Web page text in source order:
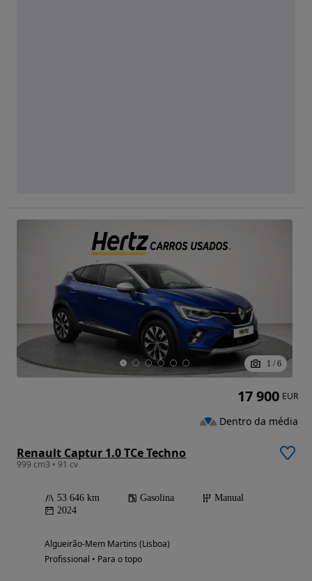
1 / 6
Renault Captur 1.0 TCe Techno
999 cm3 • 91 cv
53 646 km Gasolina
Manual
2024
Algueirão-Mem Martins (Lisboa)
Profissional • Para o topo
17 900 EUR
Dentro da média